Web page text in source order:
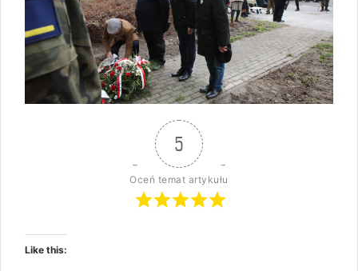
5
Oceń temat artykułu
Like this: